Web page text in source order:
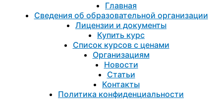
Главная
Сведения об образовательной организации
Лицензии и документы
Купить курс
Список курсов с ценами
Организациям
Новости
Статьи
Контакты
Политика конфиденциальности